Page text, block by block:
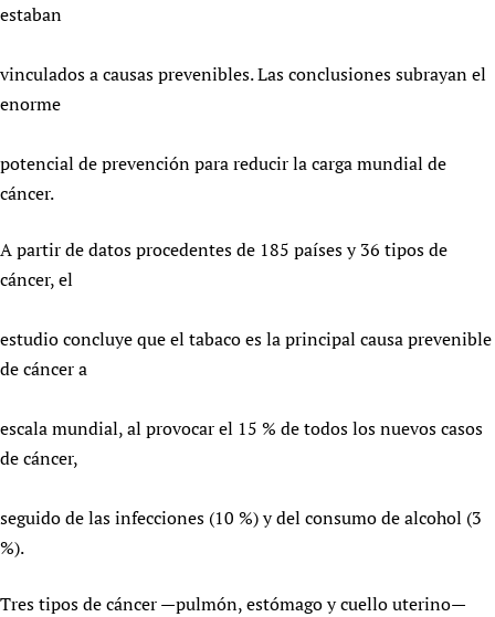
estaban
vinculados a causas prevenibles. Las conclusiones subrayan el
enorme
potencial de prevención para reducir la carga mundial de
cáncer.
A partir de datos procedentes de 185 países y 36 tipos de
cáncer, el
estudio concluye que el tabaco es la principal causa prevenible
de cáncer a
escala mundial, al provocar el 15 % de todos los nuevos casos
de cáncer,
seguido de las infecciones (10 %) y del consumo de alcohol (3
%).
Tres tipos de cáncer —pulmón, estómago y cuello uterino—